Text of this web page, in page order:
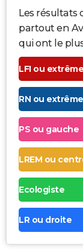
Les résultats
partout en
qui ont le plus
LFI ou
RN ou
PS ou gauche
LREM ou
Ecologiste
LR ou droite